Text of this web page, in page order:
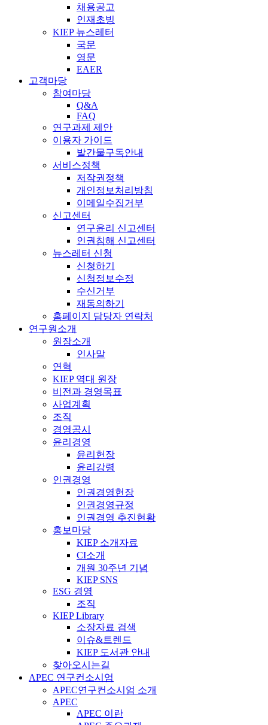
채용공고
인재초빙
KIEP 뉴스레터
국문
영문
EAER
고객마당
참여마당
Q&A
FAQ
연구과제 제안
이용자 가이드
발간물구독안내
서비스정책
저작권정책
개인정보처리방침
이메일수집거부
신고센터
연구윤리 신고센터
인권침해 신고센터
뉴스레터 신청
신청하기
신청정보수정
수신거부
재동의하기
홈페이지 담당자 연락처
연구원소개
원장소개
인사말
연혁
KIEP 역대 원장
비전과 경영목표
사업계획
조직
경영공시
윤리경영
윤리헌장
윤리강령
인권경영
인권경영헌장
인권경영규정
인권경영 추진현황
홍보마당
KIEP 소개자료
CI소개
개원 30주년 기념
KIEP SNS
ESG 경영
조직
KIEP Library
소장자료 검색
이슈&트렌드
KIEP 도서관 안내
찾아오시는길
APEC 연구컨소시엄
APEC연구컨소시엄 소개
APEC
APEC 이란